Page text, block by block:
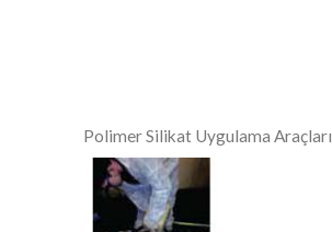
Polimer Silikat Uygulama Araçları